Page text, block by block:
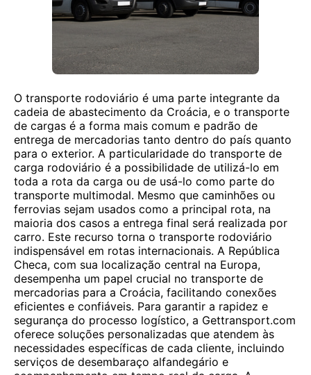
O transporte rodoviário é uma parte integrante da
cadeia de abastecimento da Croácia, e o transporte
de cargas é a forma mais comum e padrão de
entrega de mercadorias tanto dentro do país quanto
para o exterior. A particularidade do transporte de
carga rodoviário é a possibilidade de utilizá-lo em
toda a rota da carga ou de usá-lo como parte do
transporte multimodal. Mesmo que caminhões ou
ferrovias sejam usados ​​como a principal rota, na
maioria dos casos a entrega final será realizada por
carro. Este recurso torna o transporte rodoviário
indispensável em rotas internacionais. A República
Checa, com sua localização central na Europa,
desempenha um papel crucial no transporte de
mercadorias para a Croácia, facilitando conexões
eficientes e confiáveis. Para garantir a rapidez e
segurança do processo logístico, a Gettransport.com
oferece soluções personalizadas que atendem às
necessidades específicas de cada cliente, incluindo
serviços de desembaraço alfandegário e